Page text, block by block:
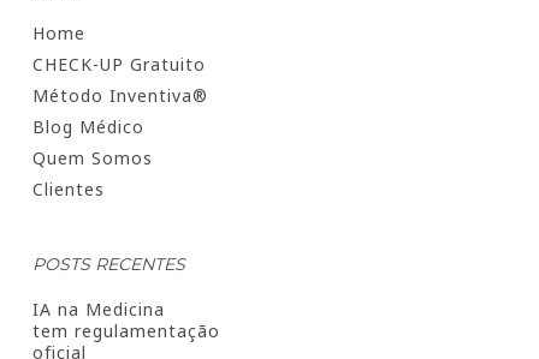
Home
CHECK-UP Gratuito
Método Inventiva®
Blog Médico
Quem Somos
Clientes
POSTS RECENTES
IA na Medicina
tem regulamentação
oficial